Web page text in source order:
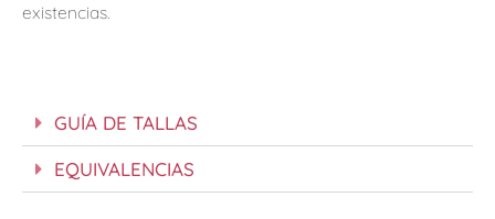
existencias.
GUÍA DE TALLAS
EQUIVALENCIAS